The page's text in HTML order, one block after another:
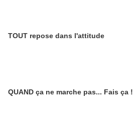
TOUT repose dans l'attitude
QUAND ça ne marche pas... Fais ça !